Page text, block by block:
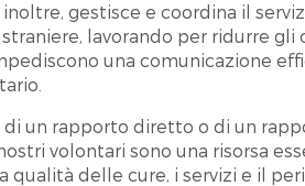
gestisce e coordina il
lavorando per ridurre gli
una comunicazione
di un rapporto diretto o di un
volontari sono una risorsa
qualità delle cure, i servizi e il